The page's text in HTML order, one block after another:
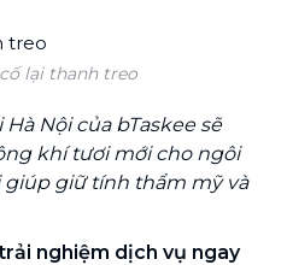
lại thanh treo
Hà Nội của bTaskee sẽ
khí tươi mới cho ngôi
giữ tính thẩm mỹ và
nghiệm dịch vụ ngay